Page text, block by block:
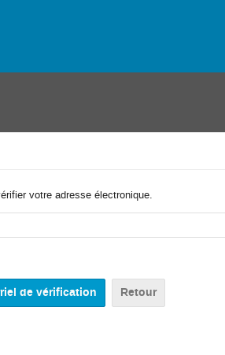
votre adresse électronique.
Retour